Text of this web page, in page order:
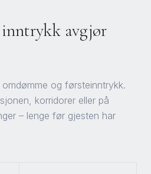
inntrykk avgjør
og førsteinntrykk.
korridorer eller på
– lenge før gjesten har